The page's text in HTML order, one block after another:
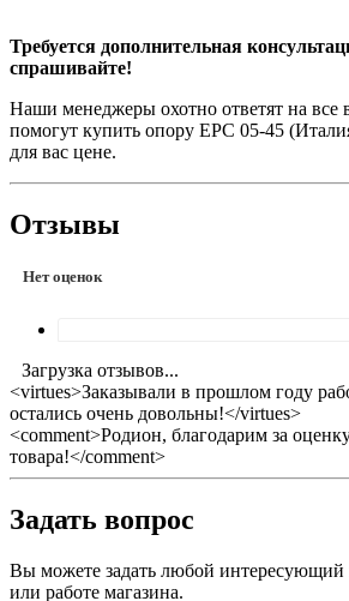
Требуется дополнительная
спрашивайте!
Наши менеджеры охотно ответят на все
помогут купить опору EPC 05-45
для вас цене.
Отзывы
Нет оценок
Загрузка отзывов...
<virtues>Заказывали в прошлом году
остались очень довольны!</virtues>
<comment>Родион, благодарим за
товара!</comment>
Задать вопрос
Вы можете задать любой интересующий
или работе магазина.